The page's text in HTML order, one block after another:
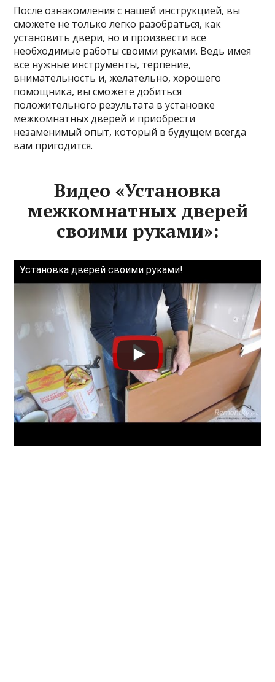
После ознакомления с нашей инструкцией, вы
сможете не только легко разобраться, как
установить двери, но и произвести все
необходимые работы своими руками. Ведь имея
все нужные инструменты, терпение,
внимательность и, желательно, хорошего
помощника, вы сможете добиться
положительного результата в установке
межкомнатных дверей и приобрести
незаменимый опыт, который в будущем всегда
вам пригодится.
Видео «Установка
межкомнатных дверей
своими руками»:
Установка дверей своими руками!